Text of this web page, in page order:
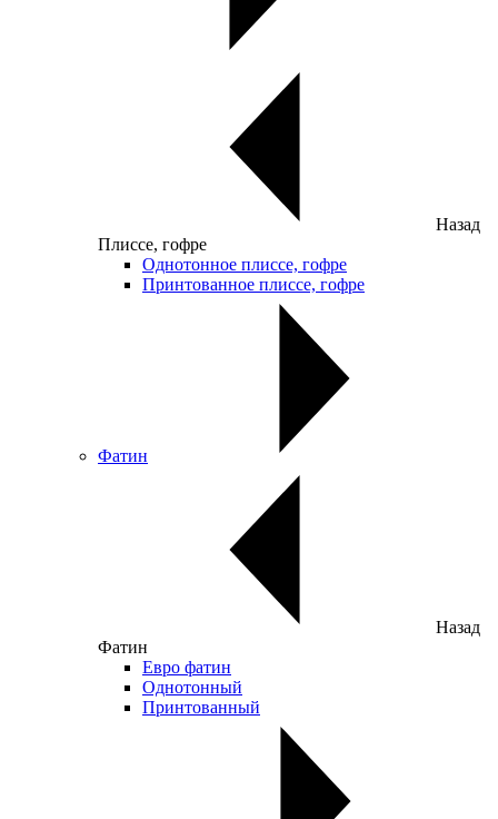
Назад
Плиссе, гофре
Однотонное плиссе, гофре
Принтованное плиссе, гофре
Фатин
Назад
Фатин
Евро фатин
Однотонный
Принтованный